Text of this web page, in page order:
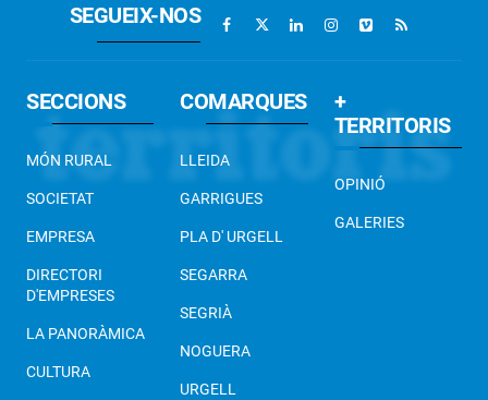
SEGUEIX-NOS
SECCIONS
MÓN RURAL
SOCIETAT
EMPRESA
DIRECTORI
D'EMPRESES
LA PANORÀMICA
CULTURA
COMARQUES
LLEIDA
GARRIGUES
PLA D' URGELL
SEGARRA
SEGRIÀ
NOGUERA
URGELL
+
TERRITORIS
OPINIÓ
GALERIES